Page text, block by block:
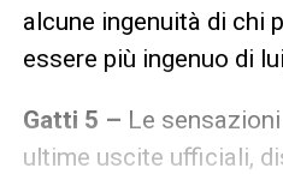
alcune ingenuità di chi
essere più ingenuo di
Gatti 5 – Le
ultime uscite ufficiali,